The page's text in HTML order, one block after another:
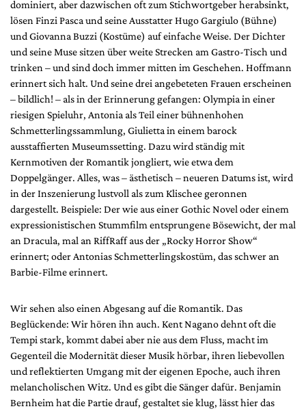
Suche
dominiert, aber dazwischen oft zum Stichwortgeber herabsinkt,
lösen Finzi Pasca und seine Ausstatter Hugo Gargiulo (Bühne)
und Giovanna Buzzi (Kostüme) auf einfache Weise. Der Dichter
und seine Muse sitzen über weite Strecken am Gastro-Tisch und
trinken – und sind doch immer mitten im Geschehen. Hoffmann
erinnert sich halt. Und seine drei angebeteten Frauen erscheinen
– bildlich! – als in der Erinnerung gefangen: Olympia in einer
riesigen Spieluhr, Antonia als Teil einer bühnenhohen
Schmetterlingssammlung, Giulietta in einem barock
ausstaffierten Museumssetting. Dazu wird ständig mit
Kernmotiven der Romantik jongliert, wie etwa dem
Doppelgänger. Alles, was – ästhetisch – neueren Datums ist, wird
in der Inszenierung lustvoll als zum Klischee geronnen
dargestellt. Beispiele: Der wie aus einer Gothic Novel oder einem
expressionistischen Stummfilm entsprungene Bösewicht, der mal
an Dracula, mal an RiffRaff aus der „Rocky Horror Show“
erinnert; oder Antonias Schmetterlingskostüm, das schwer an
Barbie-Filme erinnert.
Wir sehen also einen Abgesang auf die Romantik. Das
Beglückende: Wir hören ihn auch. Kent Nagano dehnt oft die
Tempi stark, kommt dabei aber nie aus dem Fluss, macht im
Gegenteil die Modernität dieser Musik hörbar, ihren liebevollen
und reflektierten Umgang mit der eigenen Epoche, auch ihren
melancholischen Witz. Und es gibt die Sänger dafür. Benjamin
Bernheim hat die Partie drauf, gestaltet sie klug, lässt hier das